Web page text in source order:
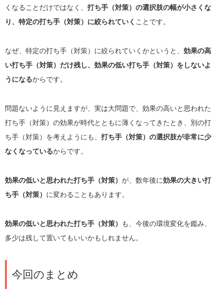
くなることだけではなく、 打ち手（対策）の選択肢の幅が小さくな
り、特定の打ち手（対策）に絞られていく ことです。
なぜ、特定の打ち手（対策）に絞られていくかというと、 効果の高
い打ち手（対策）だけ残し、効果の低い打ち手（対策）をしないよ
うになるからです。
問題ないように見えますが、実は大問題で、効果の高いと思われた
打ち手（対策）の効果が時代とともに薄くなってきたとき、別の打
ち手（対策）を考えようにも、 打ち手（対策）の選択肢が非常に少
なくなっているからです。
効果の低いと思われた打ち手（対策） が、数年後に効果の大きい打
ち手（対策） に変わることもあります。
効果の低いと思われた打ち手（対策）
も、今後の環境変化を鑑み、
多少は残して置いてもいいかもしれません。
今回のまとめ